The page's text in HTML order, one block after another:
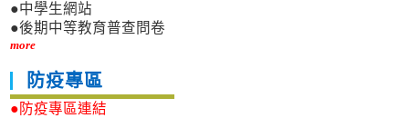
●中學生網站
●後期中等教育普查問卷
more
防疫專區
●防疫專區連結